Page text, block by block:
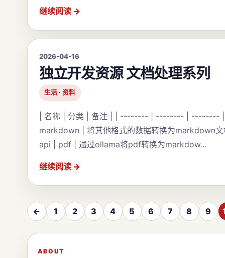
继续阅读
2026-04-16
独立开发资源 文档处理系列
生活 · 资料
| 名称 | 分类 | 备注 | | -------- | -------- | --------
markdown | 将其他格式的数据转换为markdown
api | pdf | 通过ollama将pdf转换为markdow...
继续阅读
← 1 2 3 4 5 6 7 8 9
ABOUT